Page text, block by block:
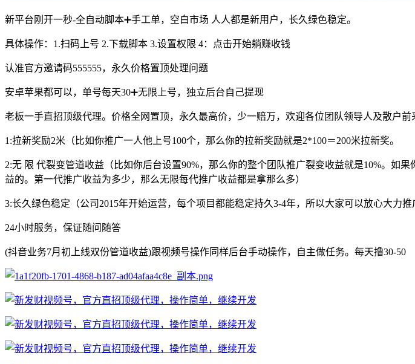
新平台刚开一秒-全自动脚本➕手工单，空白市场 人人都是新用户，长久绿色稳定。
具体操作：1.扫码上号 2.下载脚本 3.设置权限 4：点击开始躺赚收钱
认准官方邀请码555555，永久价格置顶处理问题
安卓苹果都可以，单号每天30➕无限上号，独立后台自己提现
老板一手直招顶级代理。价格全网置顶，永久最高价，少一赔万，欢迎各位团队领导人及散户前
1:拉新奖励2米（比如你推广一人他上号100个，那么你的拉新奖励就是2*100＝200米拉新奖。
2:无 限 代裂变管道收益（比如你后台设置90%，那么你的整个团队推广裂变收益就是10%。如
益的。第一代推广收益为多少，那么无限每代推广收益都是拿那么多）
3:长久绿色稳定（公司2015年开始运营，每个项目都能稳定持久3-4年，所以大家可以放心大力推
24小时服务，保证随问随答
(抖音业务7月初上线双份管道收益)跟视频号操作同样后台手动操作，自主做任务。每天撸30-50